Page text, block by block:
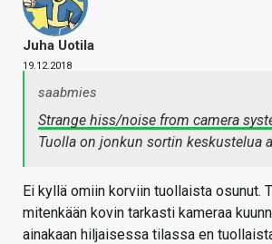
Juha Uotila
19.12.2018
saabmies
Strange hiss/noise from camera
Tuolla on jonkun sortin keskustelua
Ei kyllä omiin korviin tuollaista osunut.
mitenkään kovin tarkasti kameraa
ainakaan hiljaisessa tilassa en